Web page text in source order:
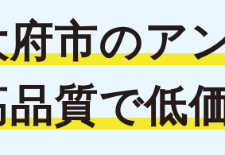
市のア
質で低